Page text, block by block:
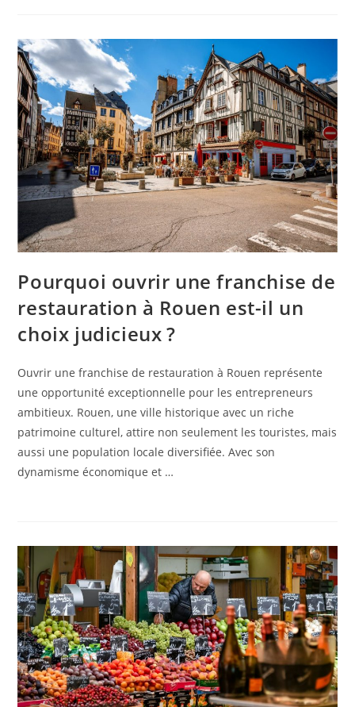
Pourquoi ouvrir une franchise de
restauration à Rouen est-il un
choix judicieux ?
Ouvrir une franchise de restauration à Rouen représente
une opportunité exceptionnelle pour les entrepreneurs
ambitieux. Rouen, une ville historique avec un riche
patrimoine culturel, attire non seulement les touristes, mais
aussi une population locale diversifiée. Avec son
dynamisme économique et …